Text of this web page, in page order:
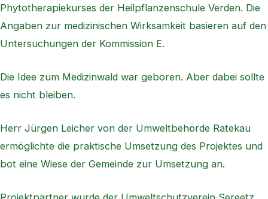
Phytotherapiekurses der Heilpflanzenschule Verden. Die
Angaben zur medizinischen Wirksamkeit basieren auf den
Untersuchungen der Kommission E.
Die Idee zum Medizinwald war geboren. Aber dabei sollte
es nicht bleiben.
Herr Jürgen Leicher von der Umweltbehörde Ratekau
ermöglichte die praktische Umsetzung des Projektes und
bot eine Wiese der Gemeinde zur Umsetzung an.